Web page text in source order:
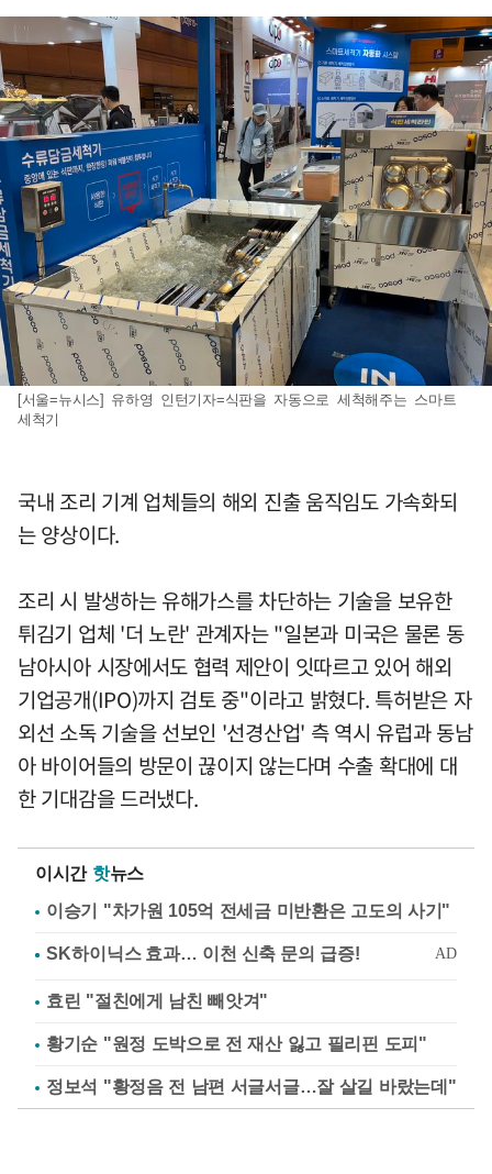
[서울=뉴시스] 유하영 인턴기자=식판을 자동으로 세척해주는 스마트
세척기
국내 조리 기계 업체들의 해외 진출 움직임도 가속화되
는 양상이다.
조리 시 발생하는 유해가스를 차단하는 기술을 보유한
튀김기 업체 '더 노란' 관계자는 "일본과 미국은 물론 동
남아시아 시장에서도 협력 제안이 잇따르고 있어 해외
기업공개(IPO)까지 검토 중"이라고 밝혔다. 특허받은 자
외선 소독 기술을 선보인 '선경산업' 측 역시 유럽과 동남
아 바이어들의 방문이 끊이지 않는다며 수출 확대에 대
한 기대감을 드러냈다.
이시간 핫뉴스
이승기 "차가원 105억 전세금 미반환은 고도의 사기"
효린 "절친에게 남친 빼앗겨"
황기순 "원정 도박으로 전 재산 잃고 필리핀 도피"
정보석 "황정음 전 남편 서글서글…잘 살길 바랐는데"